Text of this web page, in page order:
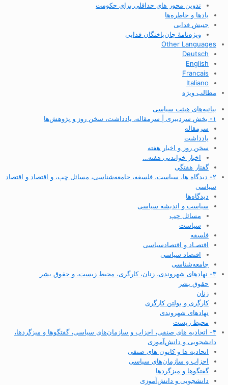
تدوین محور های حداقلی برای حکومت
یادها و خاطره‌ها
جنبش فدایی
ویژه‌نامهٔ جان‌باختگان فدایی
Other Languages
Deutsch
English
Francais
Italiano
مطالب ویژه
بیانیه‌های هیئت سیاسی
۱- بخش سردبیری | سرمقاله، یادداشت، سخن روز و پژوهش‌ها
سرمقاله
یادداشت
سخن روز و اخبار هفته
اخبار خواندنی هفته…
گفتار هفتگی
۲- دیدگاه ها، سیاست، فلسفه، جامعه‌شناسی، مسائل چپ، و اقتصاد و اقتصاد
سیاسی
دیدگاه‌ها
سیاست و اندیشه سیاسی
مسائل چپ
سیاست
فلسفه
اقتصـاد و اقتصاد‌سیاسی
اقتصاد سیاسی
جامعه‌شناسی
۳- نهادهای شهروندی، زنان، کارگری، محیط زیست، و حقوق بشر
حقوق بشر
زنان
کارگری و بولتن کارگری
نهادهای شهروندی
محیط زیست
۴- اتحادیه های صنفی، احزاب و سازمان‌های سیاسی، گفتگوها و میزگردها،
دانشجویی و دانش‌آموزی
اتحادیه ها و کانون های صنفی
احزاب و سازمان‌های سیاسی
گفتگوها و میزگردها
دانشجویی و دانش‌آموزی